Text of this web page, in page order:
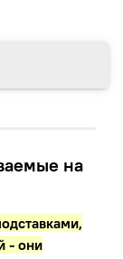
на
- они